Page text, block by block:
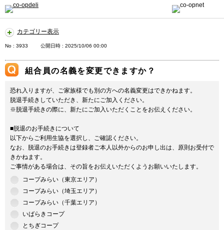
カテゴリー表示
No : 3933 公開日時 : 2025/10/06 00:00
組合員の名義を変更できますか？
恐れ入りますが、ご家族様でも別の方への名義変更はできかねます。
脱退手続きしていただき、新たにご加入ください。
※脱退手続きの際に、新たにご加入いただくことをお伝えください。
■脱退のお手続きについて
以下からご利用生協を選択し、ご確認ください。
なお、脱退のお手続きは登録者ご本人以外からのお申し出は、原則お受付で
きかねます。
ご事情がある場合は、その旨をお伝えいただくようお願いいたします。
コープみらい（東京エリア）
コープみらい（埼玉エリア）
コープみらい（千葉エリア）
いばらきコープ
とちぎコープ